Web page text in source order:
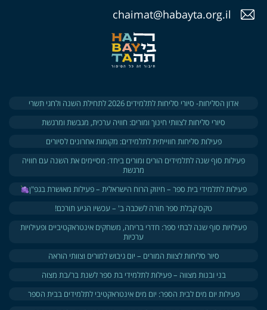
chaimat@habayta.org.il
אדון הסליחות- סיורי סליחות לתלמידים 2026 לתחילת השנה ולחגי תשרי
סיורי סליחות לצוותי חינוך ומורים: חוויה ערכית, מגבשת ומרגשת
פעילות סליחות חווייתית לתלמידים: מקומות אחרונים לסיורים
פעילות סוף שנה לתלמידים הורים ומורים ביחד: מסיימים את השנה עם חוויה
מרגשת
פעילות לתלמידי בית ספר – חיזוק הרוח הישראלית – פעילות מאושרת בגפ"ן
טקס קבלת ספר תורה לשכבה ב' – עכשיו הגיע תורכם!
פעילויות סוף שנה לבתי ספר: חדרי בריחה, משחקים אינטראקטיביים ופעילויות
ערכיות
סיור סליחות לצוות המורים – יום גיבוש למורים וצוותי הוראה
בני ובנות מצווה – פעילות לתלמידי בת ספר לשנת בר/בת מצוה
פעילות יום מים לבית הספר: יום מים אינטראקטיבי לתלמידים בבית הספר